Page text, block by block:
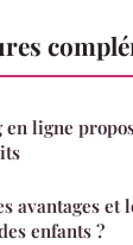
en ligne
avantages et
enfants ?